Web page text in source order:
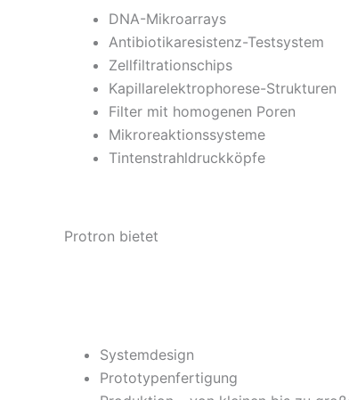
DNA-Mikroarrays
Antibiotikaresistenz-Testsystem
Zellfiltrationschips
Kapillarelektrophorese-Strukturen
Filter mit homogenen Poren
Mikroreaktionssysteme
Tintenstrahldruckköpfe
Protron bietet
Systemdesign
Prototypenfertigung